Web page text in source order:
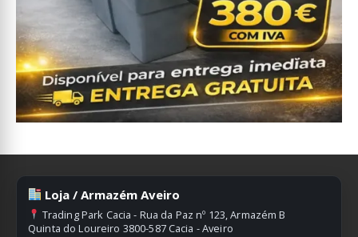
Loja / Armazém Aveiro
Trading Park Cacia - Rua da Paz nº 123, Armazém B
Quinta do Loureiro 3800-587 Cacia - Aveiro